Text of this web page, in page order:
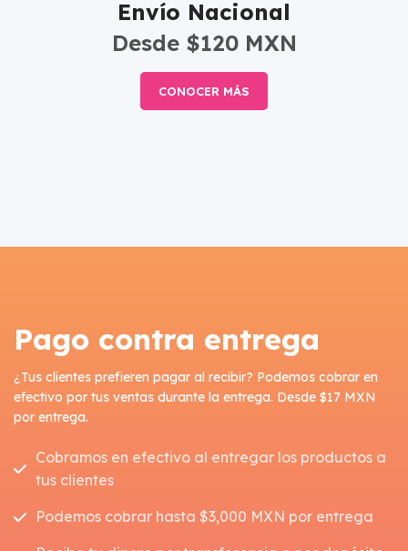
Envío Nacional
Desde $120 MXN
CONOCER MÁS
Pago contra entrega
¿Tus clientes prefieren pagar al recibir? Podemos cobrar en
efectivo por tus ventas durante la entrega. Desde $17 MXN
por entrega.
Cobramos en efectivo al entregar los productos a
tus clientes
Podemos cobrar hasta $3,000 MXN por entrega